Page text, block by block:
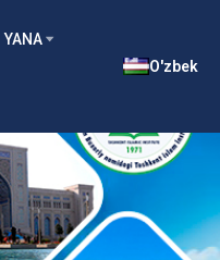
YANA
O'zbek